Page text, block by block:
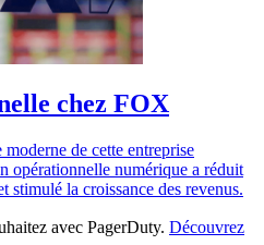
chez FOX
de cette entreprise
opérationnelle numérique a réduit
stimulé la croissance des revenus.
avec PagerDuty. Découvrez